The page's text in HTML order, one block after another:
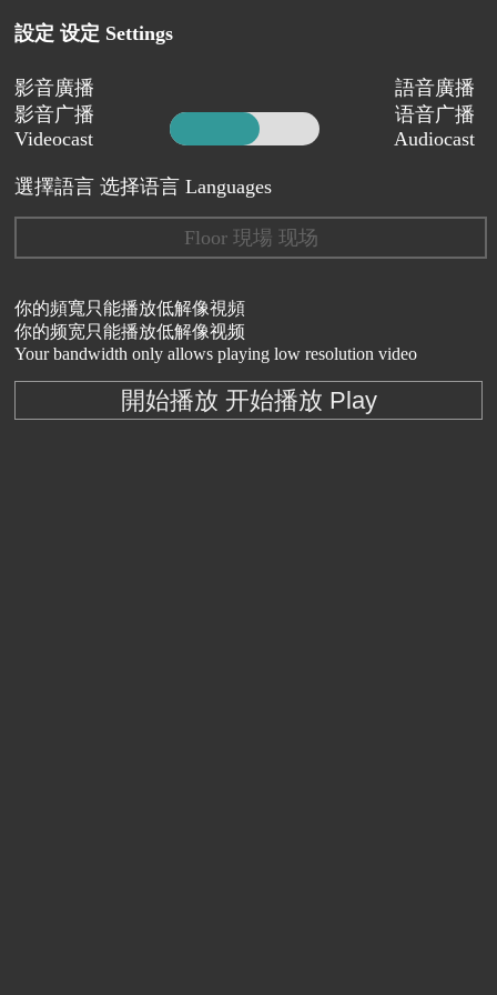
設定 设定 Settings
影音廣播
影音广播
Videocast
語音廣播
语音广播
Audiocast
選擇語言 选择语言 Languages
Floor 現場 现场
你的頻寬只能播放低解像視頻
你的频宽只能播放低解像视频
Your bandwidth only allows playing low resolution video
開始播放 开始播放 Play